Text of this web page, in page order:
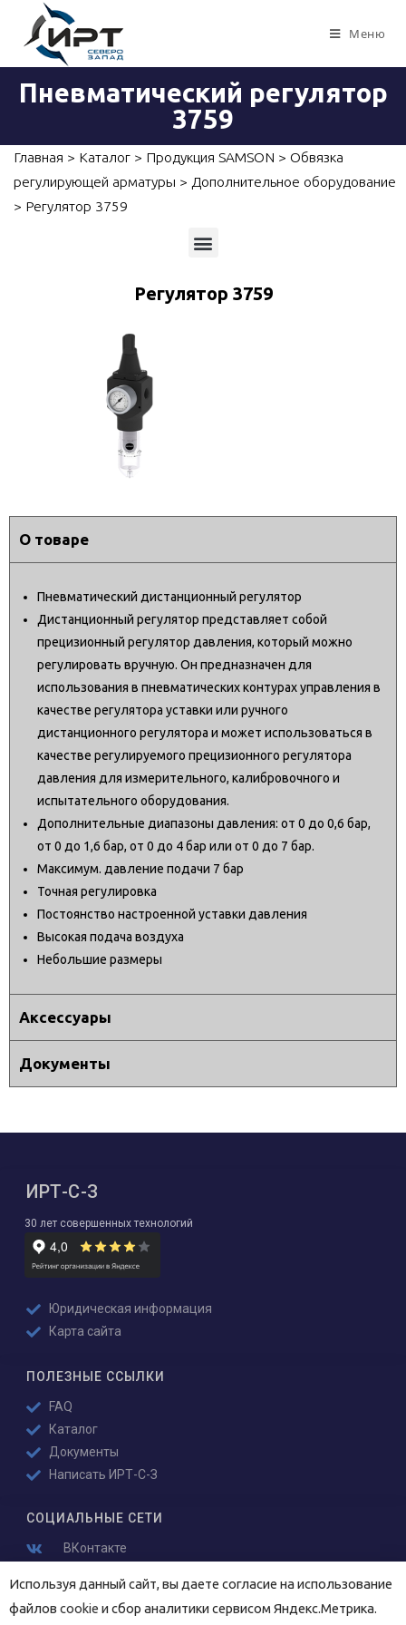
Меню
Пневматический регулятор
3759
Главная > Каталог > Продукция SAMSON > Обвязка
регулирующей арматуры > Дополнительное оборудование
> Регулятор 3759
Регулятор 3759
О товаре
Пневматический дистанционный регулятор
Дистанционный регулятор представляет собой
прецизионный регулятор давления, который можно
регулировать вручную. Он предназначен для
использования в пневматических контурах управления в
качестве регулятора уставки или ручного
дистанционного регулятора и может использоваться в
качестве регулируемого прецизионного регулятора
давления для измерительного, калибровочного и
испытательного оборудования.
Дополнительные диапазоны давления: от 0 до 0,6 бар,
от 0 до 1,6 бар, от 0 до 4 бар или от 0 до 7 бар.
Максимум. давление подачи 7 бар
Точная регулировка
Постоянство настроенной уставки давления
Высокая подача воздуха
Небольшие размеры
Аксессуары
Документы
ИРТ-С-З
30 лет совершенных технологий
Юридическая информация
Карта сайта
ПОЛЕЗНЫЕ ССЫЛКИ
FAQ
Каталог
Документы
Написать ИРТ-С-З
СОЦИАЛЬНЫЕ СЕТИ
ВКонтакте
КОНТАКТЫ
Используя данный сайт, вы даете согласие на использование
файлов cookie и сбор аналитики сервисом Яндекс.Метрика.